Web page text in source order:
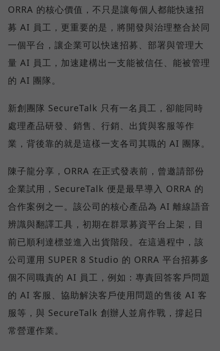
ORRA 的核心價值，不只是讓每個人都能快速招
募 AI 員工，更重要的是，將開發與治理整合於同
一個平台，讓企業可以快速招募、部署與管理大
量 AI 員工，加速建構出一支能被信任、能被管理
的 AI 團隊。
新創團隊 SecureTalk 只有一名員工，卻能同時
處理產品研發、銷售、行銷、出貨與客服等作
業，背後靠的就是這樣一支各司其職的 AI 團隊。
陳子龍分享，ORRA 在正式發表前，曾邀請部份
企業試用，SecureTalk 便是最早導入 ORRA 的
合作案例之一。該公司的核心產品為 AI 離線語音
辨識與翻譯工具，初期在群眾募資平台上架，目
前已順利達標並進入出貨階段。在這過程中，該
公司運用 SUPER 8 Studio 的 ORRA 平台招募多
個不同職責的 AI 員工，例如：專責回答客戶問題
的 AI 客服、協助解決客戶使用問題的售後 AI 客
服等，與 SecureTalk 創辦人並肩作戰，撐起日
常營運作業。